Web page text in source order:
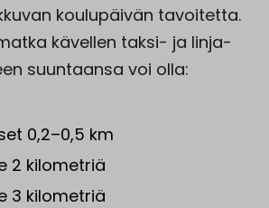
koulupäivän tavoitetta.
kävellen taksi- ja linja-
suuntaansa voi olla:
0,2–0,5 km
2 kilometriä
3 kilometriä